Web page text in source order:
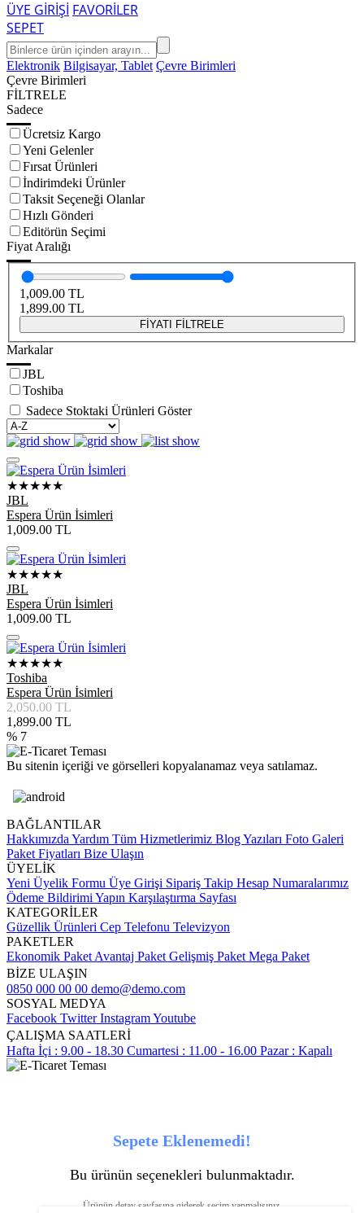
ÜYE GİRİŞİ FAVORİLER
SEPET
Elektronik Bilgisayar, Tablet Çevre Birimleri
Çevre Birimleri
FİLTRELE
Sadece
Ücretsiz Kargo
Yeni Gelenler
Fırsat Ürünleri
İndirimdeki Ürünler
Taksit Seçeneği Olanlar
Hızlı Gönderi
Editörün Seçimi
Fiyat Aralığı
1,009.00 TL
1,899.00 TL
FİYATI FİLTRELE
Markalar
JBL
Toshiba
Sadece Stoktaki Ürünleri Göster
★★★★★
JBL
Espera Ürün İsimleri
1,009.00 TL
★★★★★
JBL
Espera Ürün İsimleri
1,009.00 TL
★★★★★
Toshiba
Espera Ürün İsimleri
2,050.00 TL
1,899.00 TL
% 7
Bu sitenin içeriği ve görselleri kopyalanamaz veya satılamaz.
BAĞLANTILAR
Hakkımızda Yardım Tüm Hizmetlerimiz Blog Yazıları Foto Galeri
Paket Fiyatları Bize Ulaşın
ÜYELİK
Yeni Üyelik Formu Üye Girişi Sipariş Takip Hesap Numaralarımız
Ödeme Bildirimi Yapın Karşılaştırma Sayfası
KATEGORİLER
Güzellik Ürünleri Cep Telefonu Televizyon
PAKETLER
Ekonomik Paket Avantaj Paket Gelişmiş Paket Mega Paket
BİZE ULAŞIN
0850 000 00 00 demo@demo.com
SOSYAL MEDYA
Facebook TwitterInstagramYoutube
ÇALIŞMA SAATLERİ
Hafta İçi : 9.00 - 18.30 Cumartesi : 11.00 - 16.00 Pazar : Kapalı
Sepete Eklenemedi!
Bu ürünün seçenekleri bulunmaktadır.
Ürünün detay sayfasına giderek seçim yapmalısınız.